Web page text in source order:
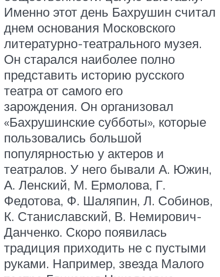
Именно этот день Бахрушин считал
днем основания Московского
литературно-театрального музея.
Он старался наиболее полно
представить историю русского
театра от самого его
зарождения. Он организовал
«Бахрушинские субботы», которые
пользовались большой
популярностью у актеров и
театралов. У него бывали А. Южин,
А. Ленский, М. Ермолова, Г.
Федотова, Ф. Шаляпин, Л. Собинов,
К. Станиславский, В. Немирович-
Данченко. Скоро появилась
традиция приходить не с пустыми
руками. Например, звезда Малого